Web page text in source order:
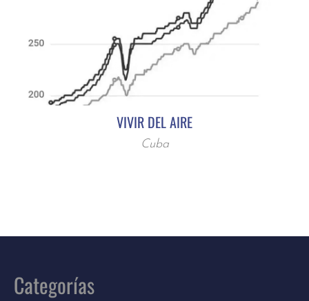
VIVIR DEL AIRE
Cuba
Categorías